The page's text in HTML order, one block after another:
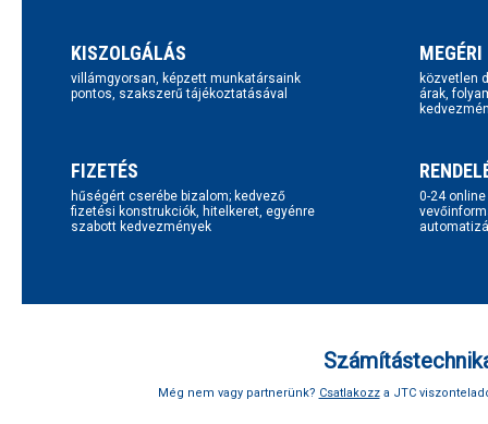
KISZOLGÁLÁS
villámgyorsan, képzett munkatársaink
pontos, szakszerű tájékoztatásával
MEGÉRI
közvetlen
árak,
FIZETÉS
hűségért cserébe bizalom; kedvező
fizetési konstrukciók, hitelkeret, egyénre
szabott kedvezmények
0-24
Még nem vagy partnerünk? Csatlakozza JTC